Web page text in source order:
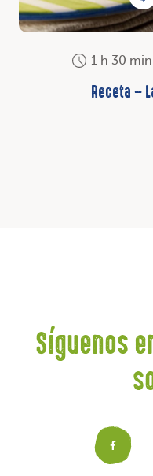
1 h 30 min
Receta –
Síguenos